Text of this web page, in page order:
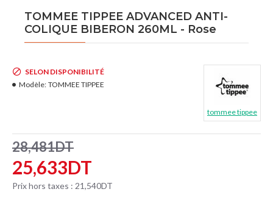
TOMMEE TIPPEE ADVANCED ANTI-
COLIQUE BIBERON 260ML - Rose
25,633DT
28,481DT
Prix hors taxes : 21,540DT
SELON DISPONIBILITÉ
Modèle: TOMMEE TIPPEE
tommee tippee